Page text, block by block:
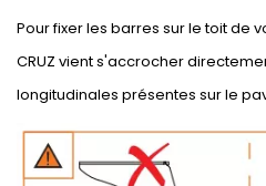
Pour fixer les barres sur le toit de
CRUZ vient s'accrocher
longitudinales présentes sur le